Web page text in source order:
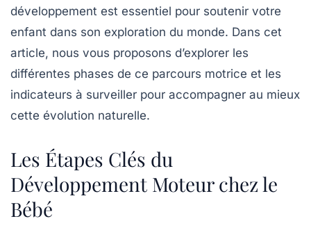
développement est essentiel pour soutenir votre
enfant dans son exploration du monde. Dans cet
article, nous vous proposons d’explorer les
différentes phases de ce parcours motrice et les
indicateurs à surveiller pour accompagner au mieux
cette évolution naturelle.
Les Étapes Clés du
Développement Moteur chez le
Bébé